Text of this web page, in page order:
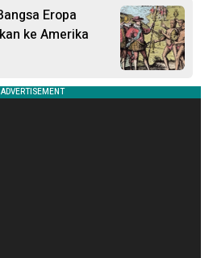
Eropa
ke Amerika